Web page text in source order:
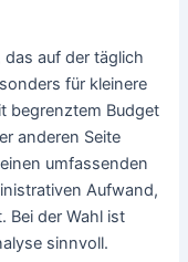
das auf der täglich
für kleinere
begrenztem Budget
anderen Seite
umfassenden
Aufwand,
Bei der Wahl ist
sinnvoll.